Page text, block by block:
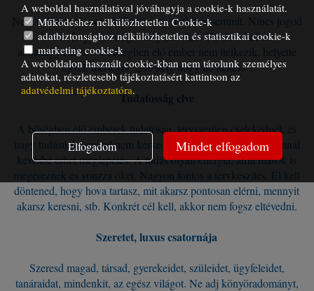
Nem ítélhetsz el, nem ítélhetsz meg senkit és semmit. Nincs jogod
hozzá, hogy kritizálj, elítélj másokat. Türelem kell az
abbahagyásához. A bőségben élő ember nem ítélkezik, helyette
figyel, mérlegel. „Ne ítélj, hogy ne ítéltess”.
Tudatosság elve
A bőségben élő emberek tudatosan, tervszerűen cselekednek és
nagy tudásúak, amivel nem kérkednek. Minél többet tudsz, annál
kevésbé érhet meglepetés. A tudás olyan energia, amit mások is
megéreznek és vonzza őket. Nagyon fontos a tervkészítés. El kell
döntened, hogy hova tartasz, mit akarsz pontosan elérni, mennyit
akarsz keresni, stb. Konkrét cél kell, akkor nem fogsz eltévedni.
Szeretet, luxus csatornája
Szeresd magad, társad, gyerekeidet, szüleidet, ügyfeleidet,
tanáraidat, mindenkit, az egész világot. Ne adj könyöradományt,
A weboldal használatával jóváhagyja a cookie-k használatát.
Működéshez nélkülözhetetlen Cookie-k
adatbiztonsághoz nélkülözhetetlen és statisztikai cookie-k
marketing cookie-k
A weboldalon használt cookie-kban nem tárolunk személyes
adatokat, részletesebb tájékoztatásért kattintson az
adatvédelmi tájékoztatóra.
Elfogadom Mindet elfogadom